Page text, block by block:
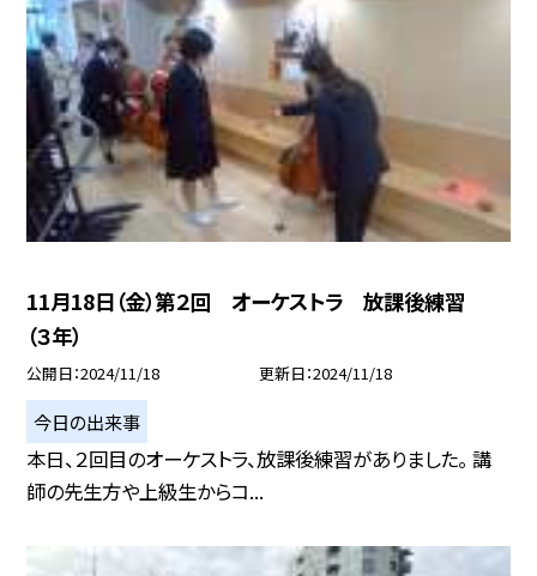
11月18日（金）第２回 オーケストラ 放課後練習
（３年）
公開日 2024/11/18 更新日 2024/11/18
今日の出来事
本日、２回目のオーケストラ、放課後練習がありました。 講
師の先生方や上級生からコ...